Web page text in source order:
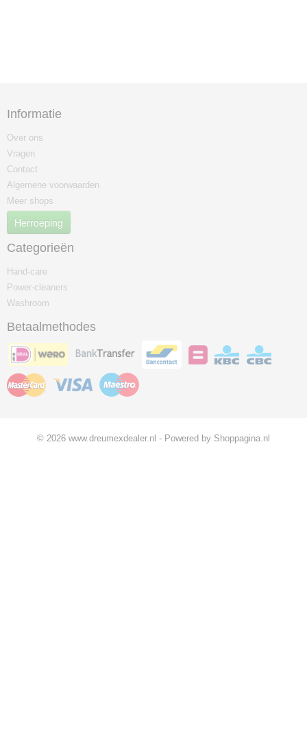
Informatie
Over ons
Vragen
Contact
Algemene voorwaarden
Meer shops
Herroeping
Categorieën
Hand-care
Power-cleaners
Washroom
Betaalmethodes
© 2026 www.dreumexdealer.nl - Powered by Shoppagina.nl